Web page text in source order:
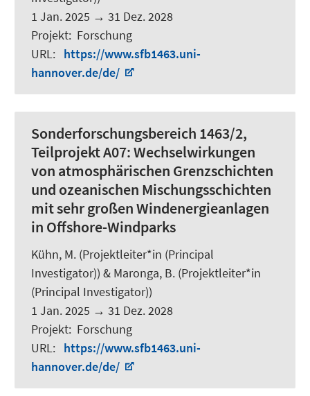
1 Jan. 2025 → 31 Dez. 2028
Projekt: Forschung
URL: https://www.sfb1463.uni-
hannover.de/de/
Sonderforschungsbereich 1463/2,
Teilprojekt A07: Wechselwirkungen
von atmosphärischen Grenzschichten
und ozeanischen Mischungsschichten
mit sehr großen Windenergieanlagen
in Offshore-Windparks
Kühn, M. (Projektleiter*in (Principal
Investigator)) & Maronga, B. (Projektleiter*in
(Principal Investigator))
1 Jan. 2025 → 31 Dez. 2028
Projekt: Forschung
URL: https://www.sfb1463.uni-
hannover.de/de/